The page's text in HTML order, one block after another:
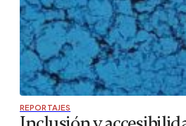
REPORTAJES